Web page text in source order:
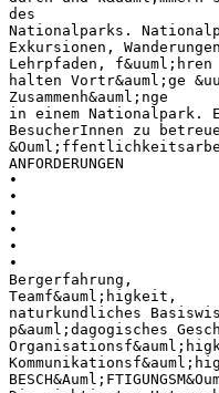
des
Nationalparks.
Exkursionen,
Lehrpfaden, f&uuml;hren
halten Vortr&auml;ge
Zusammenh&auml;nge
in einem Nationalpark.
BesucherInnen zu
ANFORDERUNGEN
•
•
•
•
•
•
Bergerfahrung,
Teamf&auml;higkeit,
naturkundliches
p&auml;dagogisches